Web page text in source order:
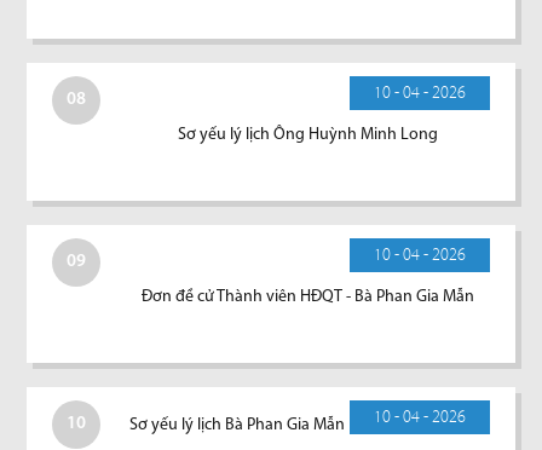
08 10 - 04 - 2026
Sơ yếu lý lịch Ông Huỳnh Minh Long
09 10 - 04 - 2026
Đơn đề cử Thành viên HĐQT - Bà Phan Gia Mẫn
10 10 - 04 - 2026
Sơ yếu lý lịch Bà Phan Gia Mẫn